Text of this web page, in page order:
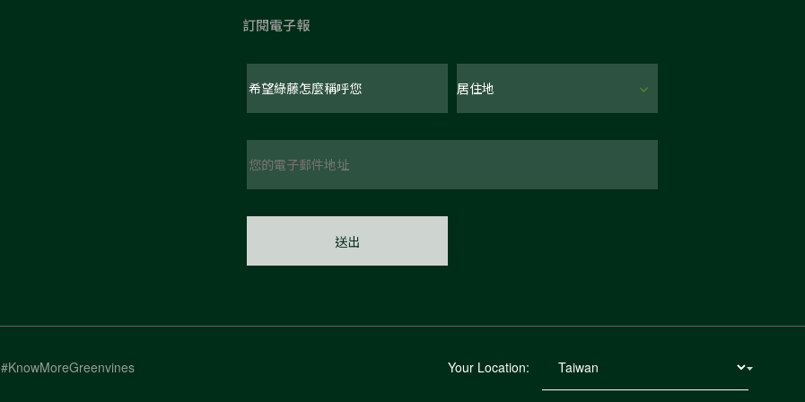
訂閱電子報
#KnowMoreGreenvines Your Location: